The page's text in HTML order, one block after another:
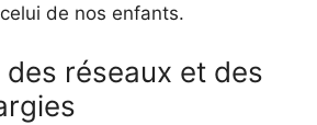
de nos enfants.
réseaux et des